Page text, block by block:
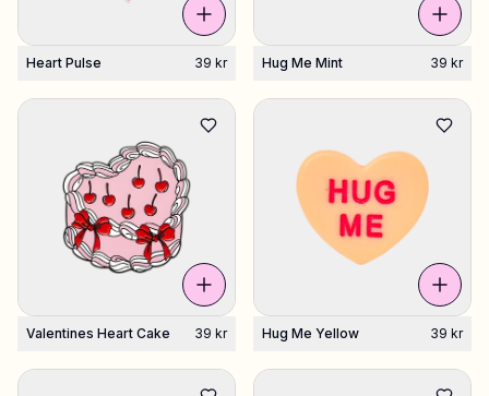
Heart Pulse 39 kr Hug Me Mint 39 kr
Valentines Heart Cake 39 kr Hug Me Yellow 39 kr